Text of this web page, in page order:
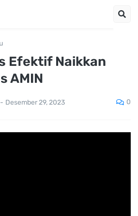
Efektif Naikkan
AMIN
- Desember 29, 2023 0